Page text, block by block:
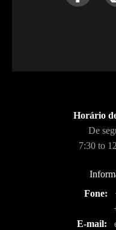
Horário
De
7:30 to
Fone:
E-mail: